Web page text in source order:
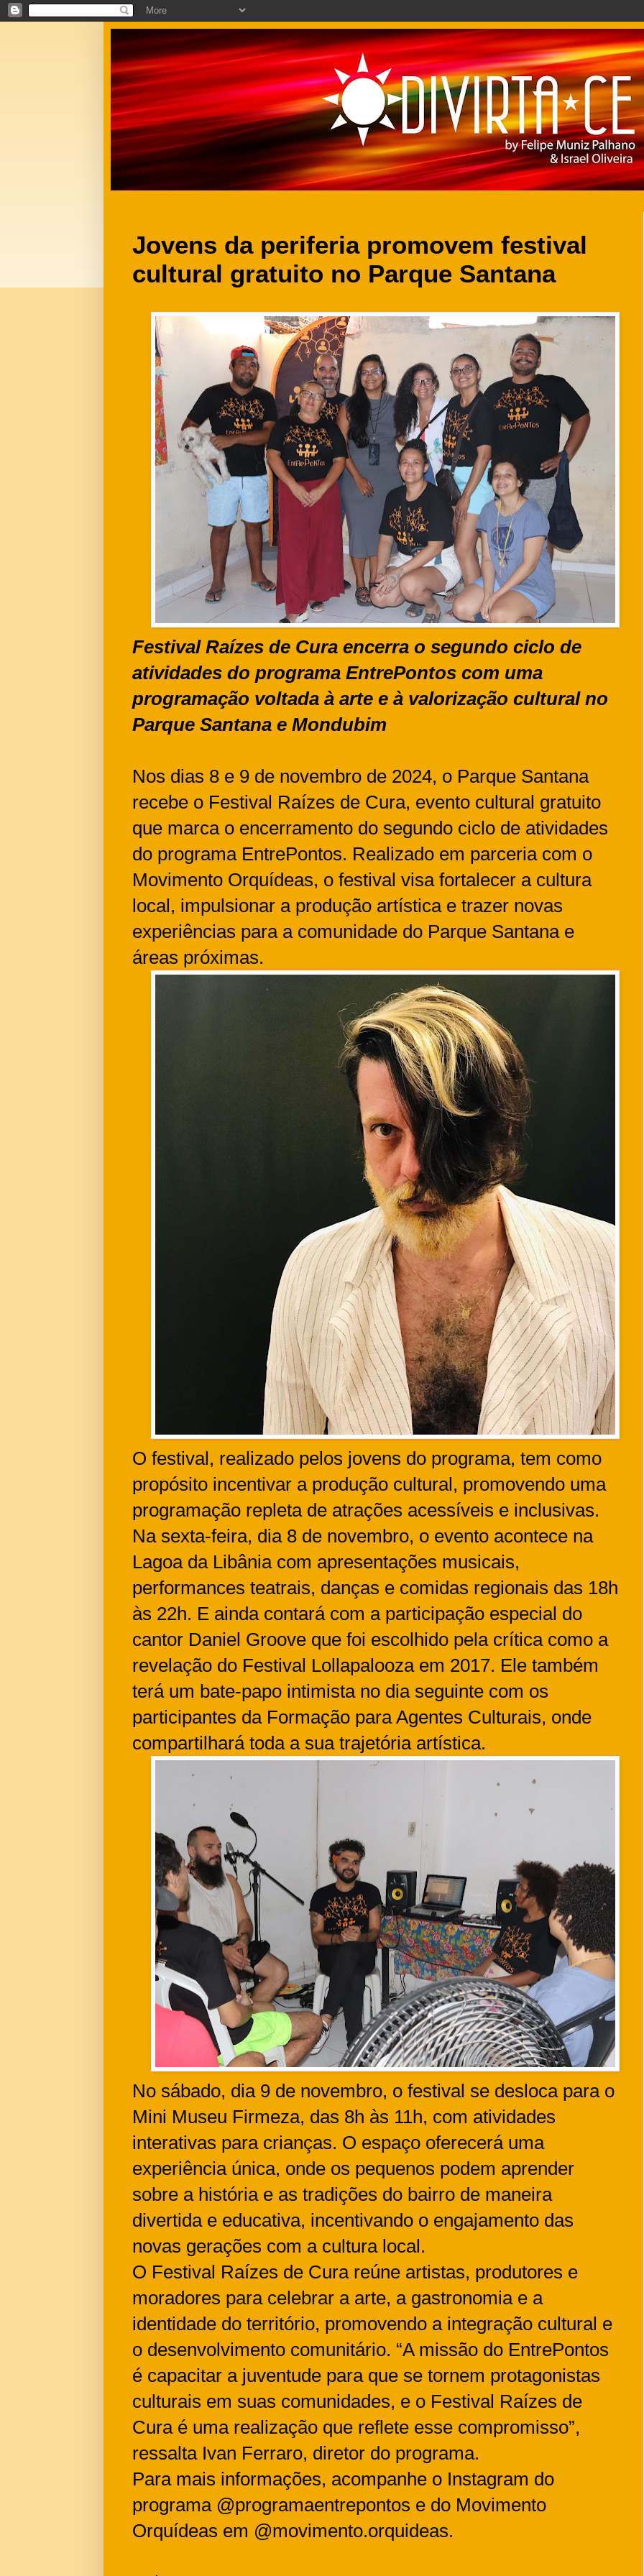
Jovens da periferia promovem festival
cultural gratuito no Parque Santana
Festival Raízes de Cura encerra o segundo ciclo de
atividades do programa EntrePontos com uma
programação voltada à arte e à valorização cultural no
Parque Santana e Mondubim
Nos dias 8 e 9 de novembro de 2024, o Parque Santana
recebe o Festival Raízes de Cura, evento cultural gratuito
que marca o encerramento do segundo ciclo de atividades
do programa EntrePontos. Realizado em parceria com o
Movimento Orquídeas, o festival visa fortalecer a cultura
local, impulsionar a produção artística e trazer novas
experiências para a comunidade do Parque Santana e
áreas próximas.
O festival, realizado pelos jovens do programa, tem como
propósito incentivar a produção cultural, promovendo uma
programação repleta de atrações acessíveis e inclusivas.
Na sexta-feira, dia 8 de novembro, o evento acontece na
Lagoa da Libânia com apresentações musicais,
performances teatrais, danças e comidas regionais das 18h
às 22h. E ainda contará com a participação especial do
cantor Daniel Groove que foi escolhido pela crítica como a
revelação do Festival Lollapalooza em 2017. Ele também
terá um bate-papo intimista no dia seguinte com os
participantes da Formação para Agentes Culturais, onde
compartilhará toda a sua trajetória artística.
No sábado, dia 9 de novembro, o festival se desloca para o
Mini Museu Firmeza, das 8h às 11h, com atividades
interativas para crianças. O espaço oferecerá uma
experiência única, onde os pequenos podem aprender
sobre a história e as tradições do bairro de maneira
divertida e educativa, incentivando o engajamento das
novas gerações com a cultura local.
O Festival Raízes de Cura reúne artistas, produtores e
moradores para celebrar a arte, a gastronomia e a
identidade do território, promovendo a integração cultural e
o desenvolvimento comunitário. “A missão do EntrePontos
é capacitar a juventude para que se tornem protagonistas
culturais em suas comunidades, e o Festival Raízes de
Cura é uma realização que reflete esse compromisso”,
ressalta Ivan Ferraro, diretor do programa.
Para mais informações, acompanhe o Instagram do
programa @programaentrepontos e do Movimento
Orquídeas em @movimento.orquideas.